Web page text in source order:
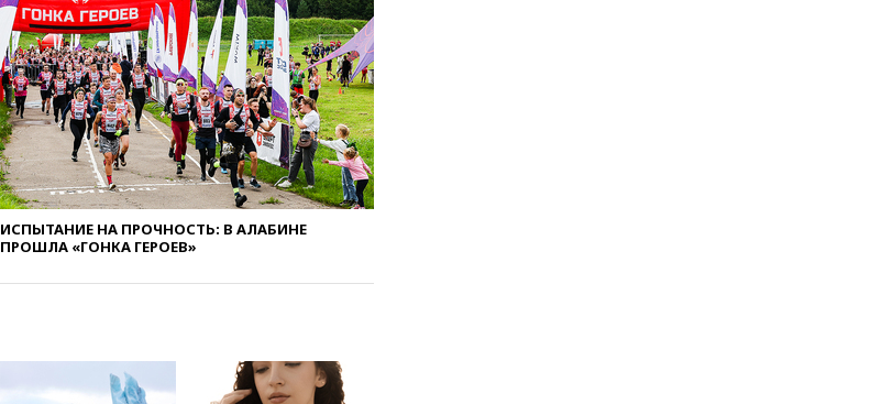
05:30 ВМС Испании усилили
присутствие в Сеуте на фоне
миграционного кризиса
03:30В Минстрое сравнили
качество жилья в Нью-Йорке и
России
02:30Трамп попросил
отпустить его с круглого стола
в Госдепе, чтобы «вести
войну»
01:35Мигрант погиб при
блок Украину из-за уровня
коррупции
ИСПЫТАНИЕ НА ПРОЧНОСТЬ: В АЛАБИНЕ
ПРОШЛА «ГОНКА ГЕРОЕВ»